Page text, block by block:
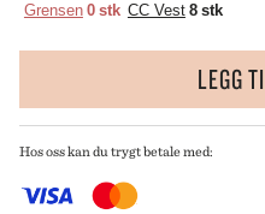
Grensen0 stk CC Vest8 stk
LEGG
Hos oss kan du trygt betale med: